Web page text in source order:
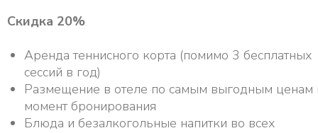
Скидка 20%
Аренда теннисного корта (помимо 3 бесплатных
сессий в год)
Размещение в отеле по самым выгодным ценам
момент бронирования
Блюда и безалкогольные напитки во всех